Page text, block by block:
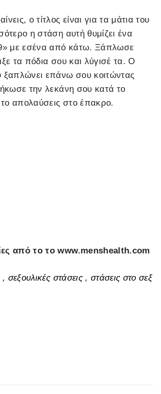
ο τίτλος είναι για τα μάτια του
η στάση αυτή θυμίζει ένα
με εσένα από κάτω. Ξάπλωσε
τα πόδια σου και λύγισέ τα. Ο
ξαπλώνει επάνω σου κοιτώντας
την λεκάνη σου κατά το
απολαύσεις στο έπακρο.
από το το www.menshealth.com
στάσεις , στάσεις στο σεξ